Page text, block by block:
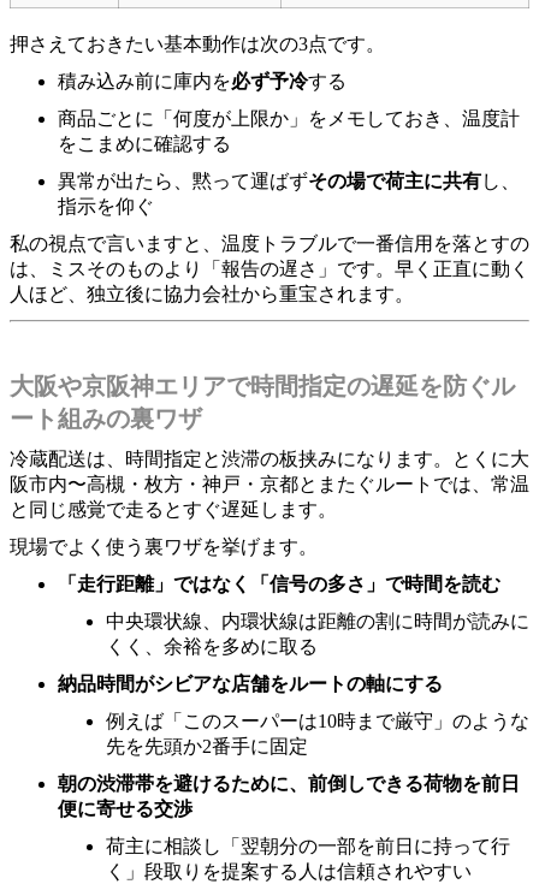
押さえておきたい基本動作は次の3点です。
積み込み前に庫内を必ず予冷する
商品ごとに「何度が上限か」をメモしておき、温度計
をこまめに確認する
異常が出たら、黙って運ばずその場で荷主に共有し、
指示を仰ぐ
私の視点で言いますと、温度トラブルで一番信用を落とすの
は、ミスそのものより「報告の遅さ」です。早く正直に動く
人ほど、独立後に協力会社から重宝されます。
大阪や京阪神エリアで時間指定の遅延を防ぐル
ート組みの裏ワザ
冷蔵配送は、時間指定と渋滞の板挟みになります。とくに大
阪市内〜高槻・枚方・神戸・京都とまたぐルートでは、常温
と同じ感覚で走るとすぐ遅延します。
現場でよく使う裏ワザを挙げます。
「走行距離」ではなく「信号の多さ」で時間を読む
中央環状線、内環状線は距離の割に時間が読みに
くく、余裕を多めに取る
納品時間がシビアな店舗をルートの軸にする
例えば「このスーパーは10時まで厳守」のような
先を先頭か2番手に固定
朝の渋滞帯を避けるために、前倒しできる荷物を前日
便に寄せる交渉
荷主に相談し「翌朝分の一部を前日に持って行
く」段取りを提案する人は信頼されやすい